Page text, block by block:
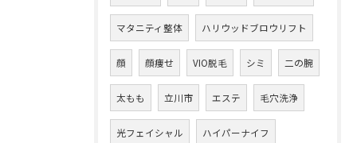
マタニティ整体 ハリウッドブロウリフト
顔 顔痩せ VIO脱毛 シミ 二の腕
太もも 立川市 エステ 毛穴洗浄
光フェイシャル ハイパーナイフ